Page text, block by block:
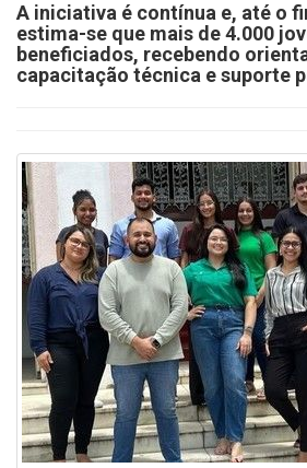
A iniciativa é contínua e, até o
estima-se que mais de 4.000
beneficiados, recebendo
capacitação técnica e suporte